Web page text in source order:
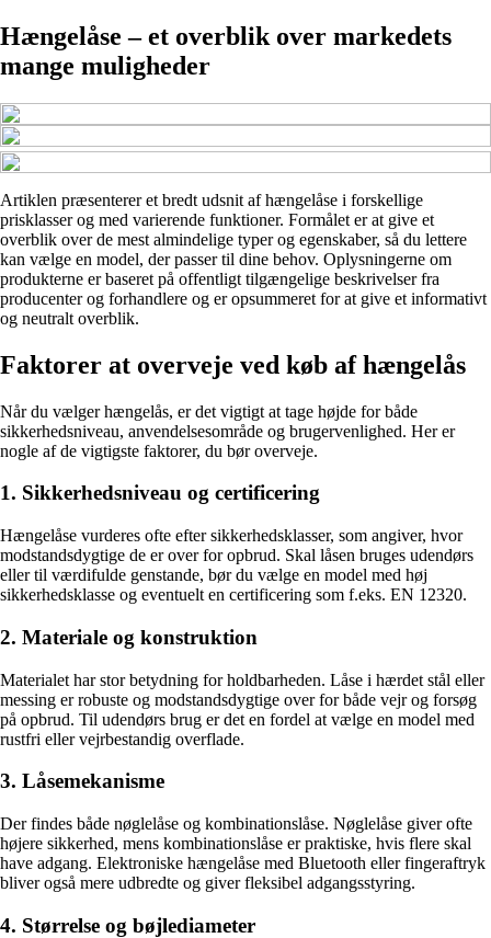
Hængelåse – et overblik over markedets
mange muligheder
Artiklen præsenterer et bredt udsnit af hængelåse i forskellige
prisklasser og med varierende funktioner. Formålet er at give et
overblik over de mest almindelige typer og egenskaber, så du lettere
kan vælge en model, der passer til dine behov. Oplysningerne om
produkterne er baseret på offentligt tilgængelige beskrivelser fra
producenter og forhandlere og er opsummeret for at give et informativt
og neutralt overblik.
Faktorer at overveje ved køb af hængelås
Når du vælger hængelås, er det vigtigt at tage højde for både
sikkerhedsniveau, anvendelsesområde og brugervenlighed. Her er
nogle af de vigtigste faktorer, du bør overveje.
1. Sikkerhedsniveau og certificering
Hængelåse vurderes ofte efter sikkerhedsklasser, som angiver, hvor
modstandsdygtige de er over for opbrud. Skal låsen bruges udendørs
eller til værdifulde genstande, bør du vælge en model med høj
sikkerhedsklasse og eventuelt en certificering som f.eks. EN 12320.
2. Materiale og konstruktion
Materialet har stor betydning for holdbarheden. Låse i hærdet stål eller
messing er robuste og modstandsdygtige over for både vejr og forsøg
på opbrud. Til udendørs brug er det en fordel at vælge en model med
rustfri eller vejrbestandig overflade.
3. Låsemekanisme
Der findes både nøglelåse og kombinationslåse. Nøglelåse giver ofte
højere sikkerhed, mens kombinationslåse er praktiske, hvis flere skal
have adgang. Elektroniske hængelåse med Bluetooth eller fingeraftryk
bliver også mere udbredte og giver fleksibel adgangsstyring.
4. Størrelse og bøjlediameter